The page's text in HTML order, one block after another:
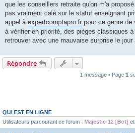
que les conseillers retraite qu'on m'a
pas vraiment calé sur le statut enseignant
appel à expertcomptapro.fr pour ce genre
à vérifier en priorité, des pièges classiques
retrouver avec une mauvaise surprise le jour
Répondre
1 message • Page 1
QUI EST EN LIGNE
Utilisateurs parcourant ce forum : Majestic-12 [Bot]